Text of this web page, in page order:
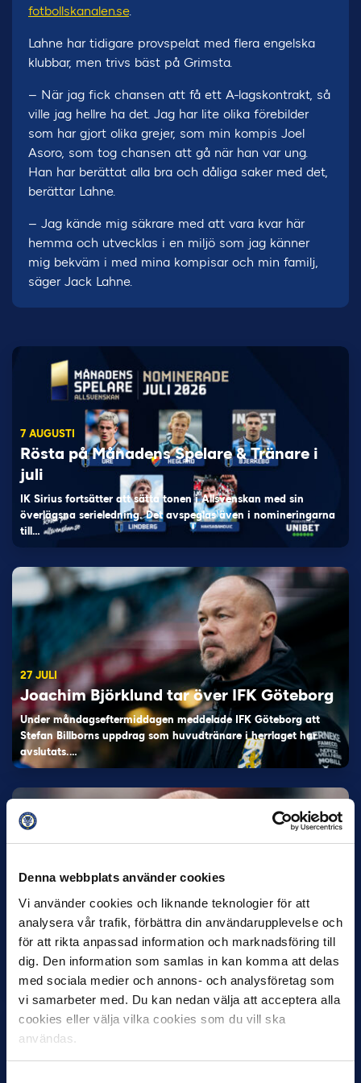
Denna webbplats använder cookies
Vi använder cookies och liknande teknologier för att
analysera vår trafik, förbättra din användarupplevelse och
för att rikta anpassad information och marknadsföring till
dig. Den information som samlas in kan komma att delas
med sociala medier och annons- och analysföretag som
vi samarbeter med. Du kan nedan välja att acceptera alla
cookies eller välja vilka cookies som du vill ska
användas.
fotbollskanalen.se.
Lahne har tidigare provspelat med flera engelska
klubbar, men trivs bäst på Grimsta.
– När jag fick chansen att få ett A-lagskontrakt, så
ville jag hellre ha det. Jag har lite olika förebilder
som har gjort olika grejer, som min kompis Joel
Asoro, som tog chansen att gå när han var ung.
Han har berättat alla bra och dåliga saker med det,
berättar Lahne.
– Jag kände mig säkrare med att vara kvar här
hemma och utvecklas i en miljö som jag känner
mig bekväm i med mina kompisar och min familj,
säger Jack Lahne.
7 AUGUSTI
Rösta på Månadens Spelare & Tränare i
juli
IK Sirius fortsätter att sätta tonen i Allsvenskan med sin
överlägsna serieledning. Det avspeglas även i nomineringarna
till…
27 JULI
Joachim Björklund tar över IFK Göteborg
Under måndagseftermiddagen meddelade IFK Göteborg att
Stefan Billborns uppdrag som huvudtränare i herrlaget har
avslutats.…
30 JUNI
Helstrup ny tränare i Malmö FF